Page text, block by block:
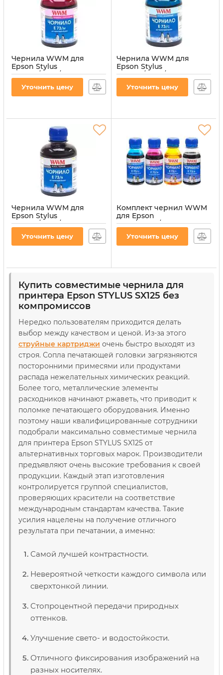
Чернила WWM для
Epson Stylus
CX3700/TX119/TX419 200г
водорастворимые
(E73/M)
Уточнить цену
Чернила WWM для
Epson Stylus
CX3700/TX119/TX419 200г
Cyan водорастворимые
(E73/C)
Уточнить цену
Чернила WWM для
Epson Stylus
CX3700/TX119/TX419 200г
Black водорастворимые
(E73/B)
Уточнить цену
Комплект чернил WWM
для Epson
TX119/TX209/TX419 4х100г
водорастворимые
(E73SET-2)
Уточнить цену
Купить совместимые чернила для
принтера Epson STYLUS SX125 без
компромиссов
Нередко пользователям приходится делать
выбор между качеством и ценой. Из-за этого
струйные картриджи очень быстро выходят из
строя. Сопла печатающей головки загрязняются
посторонними примесями или продуктами
распада нежелательных химических реакций.
Более того, металлические элементы
расходников начинают ржаветь, что приводит к
поломке печатающего оборудования. Именно
поэтому наши квалифицированные сотрудники
подобрали максимально совместимые чернила
для принтера Epson STYLUS SX125 от
альтернативных торговых марок. Производители
предъявляют очень высокие требования к своей
продукции. Каждый этап изготовления
контролируется группой специалистов,
проверяющих красители на соответствие
международным стандартам качества. Такие
усилия нацелены на получение отличного
результата при печатании, а именно:
Самой лучшей контрастности.
Невероятной четкости каждого символа или
сверхтонкой линии.
Стопроцентной передачи природных
оттенков.
Улучшение свето- и водостойкости.
Отличного фиксирования изображений на
разных носителях.